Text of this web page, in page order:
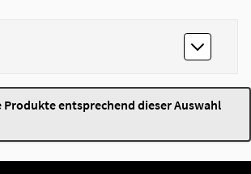
Produkte entsprechend dieser Auswahl